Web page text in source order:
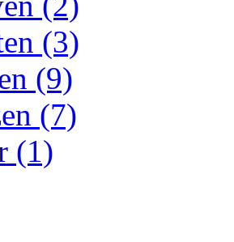
(3)
(9)
(7)
(1)